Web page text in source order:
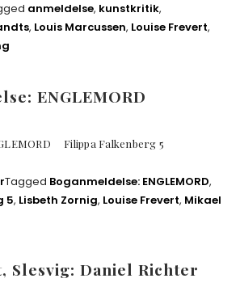
anmeldelse, kunstkritik,
, Louis Marcussen, Louise Frevert,
ENGLEMORD
Filippa Falkenberg 5
Tagged Boganmeldelse: ENGLEMORD,
5, Lisbeth Zornig, Louise Frevert, Mikael
Slesvig: Daniel Richter